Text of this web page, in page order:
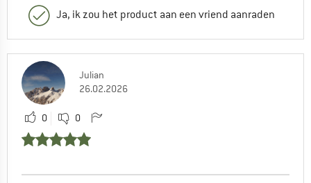
Ja, ik zou het product aan een vriend aanraden
Julian
26.02.2026
0 0